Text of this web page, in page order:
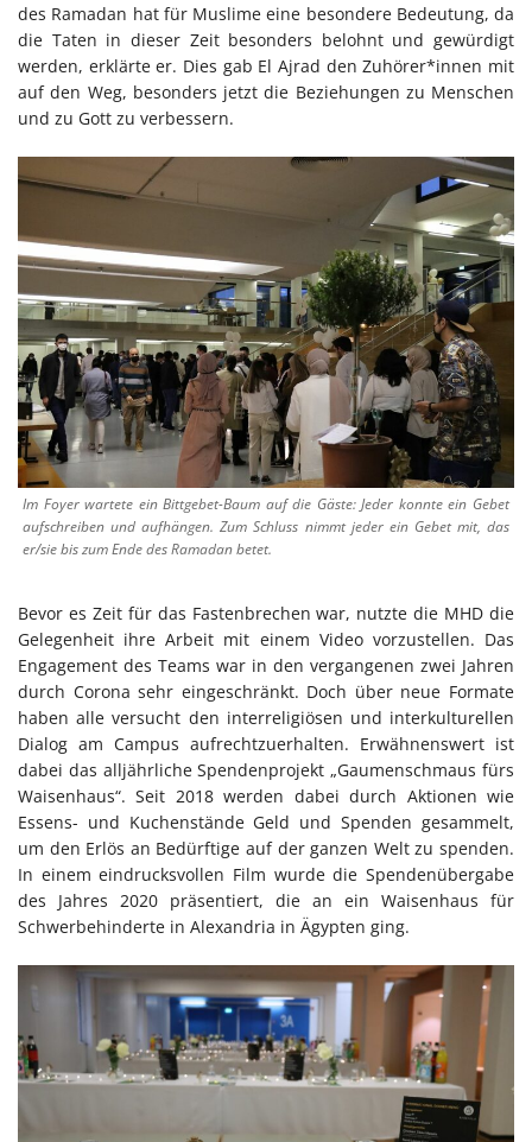
des Ramadan hat für Muslime eine besondere Bedeutung, da
die Taten in dieser Zeit besonders belohnt und gewürdigt
werden, erklärte er. Dies gab El Ajrad den Zuhörer*innen mit
auf den Weg, besonders jetzt die Beziehungen zu Menschen
und zu Gott zu verbessern.
Im Foyer wartete ein Bittgebet-Baum auf die Gäste: Jeder konnte ein Gebet
aufschreiben und aufhängen. Zum Schluss nimmt jeder ein Gebet mit, das
er/sie bis zum Ende des Ramadan betet.
Bevor es Zeit für das Fastenbrechen war, nutzte die MHD die
Gelegenheit ihre Arbeit mit einem Video vorzustellen. Das
Engagement des Teams war in den vergangenen zwei Jahren
durch Corona sehr eingeschränkt. Doch über neue Formate
haben alle versucht den interreligiösen und interkulturellen
Dialog am Campus aufrechtzuerhalten. Erwähnenswert ist
dabei das alljährliche Spendenprojekt „Gaumenschmaus fürs
Waisenhaus“. Seit 2018 werden dabei durch Aktionen wie
Essens- und Kuchenstände Geld und Spenden gesammelt,
um den Erlös an Bedürftige auf der ganzen Welt zu spenden.
In einem eindrucksvollen Film wurde die Spendenübergabe
des Jahres 2020 präsentiert, die an ein Waisenhaus für
Schwerbehinderte in Alexandria in Ägypten ging.